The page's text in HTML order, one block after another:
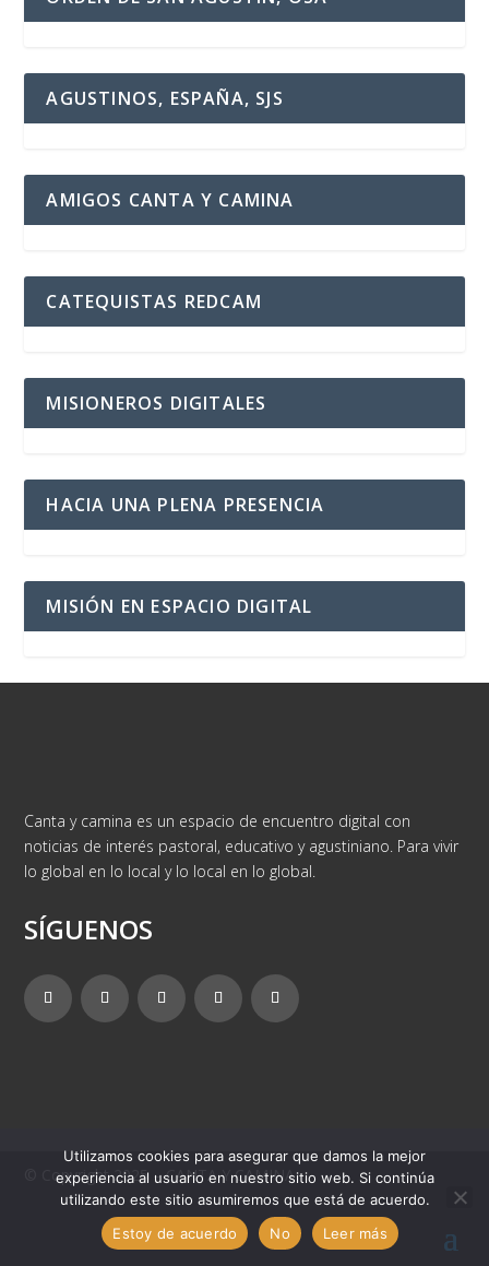
AGUSTINOS, ESPAÑA, SJS
AMIGOS CANTA Y CAMINA
CATEQUISTAS REDCAM
MISIONEROS DIGITALES
HACIA UNA PLENA PRESENCIA
MISIÓN EN ESPACIO DIGITAL
Canta y camina es un espacio de encuentro digital con
noticias de interés pastoral, educativo y agustiniano. Para vivir
lo global en lo local y lo local en lo global.
SÍGUENOS
© Copyright 2025 – CANTA Y CAMINA
Utilizamos cookies para asegurar que damos la mejor
experiencia al usuario en nuestro sitio web. Si continúa
utilizando este sitio asumiremos que está de acuerdo.
Estoy de acuerdo
No Leer más